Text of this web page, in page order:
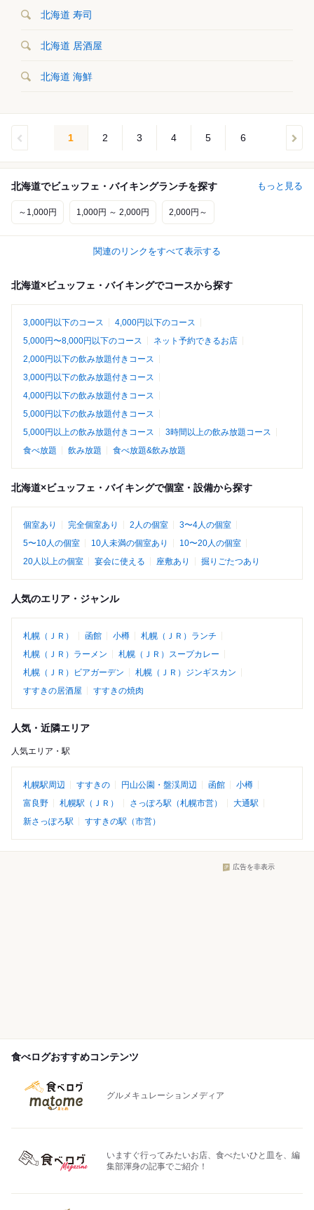
北海道 寿司
北海道 居酒屋
北海道 海鮮
1 2 3 4 5 6
北海道でビュッフェ・バイキングランチを探す もっと見る
～1,000円 1,000円 ～ 2,000円 2,000円～
関連のリンクをすべて表示する
北海道×ビュッフェ・バイキングでコースから探す
3,000円以下のコース
4,000円以下のコース
5,000円〜8,000円以下のコース
ネット予約できるお店
2,000円以下の飲み放題付きコース
3,000円以下の飲み放題付きコース
4,000円以下の飲み放題付きコース
5,000円以下の飲み放題付きコース
5,000円以上の飲み放題付きコース
3時間以上の飲み放題コース
食べ放題
飲み放題 食べ放題&飲み放題
北海道×ビュッフェ・バイキングで個室・設備から探す
個室あり 完全個室あり 2人の個室
3〜4人の個室
5〜10人の個室
10人未満の個室あり
10〜20人の個室
20人以上の個室
宴会に使える 座敷あり 掘りごたつあり
人気のエリア・ジャンル
札幌（ＪＲ） 函館 小樽
札幌（ＪＲ）ランチ
札幌（ＪＲ）ラーメン
札幌（ＪＲ）スープカレー
札幌（ＪＲ）ビアガーデン
札幌（ＪＲ）ジンギスカン
すすきの居酒屋
すすきの焼肉
人気・近隣エリア
人気エリア・駅
札幌駅周辺 すすきの 円山公園・盤渓周辺 函館
小樽
富良野
札幌駅（ＪＲ） さっぽろ駅（札幌市営）
大通駅
新さっぽろ駅
すすきの駅（市営）
広告を非表示
食べログおすすめコンテンツ
グルメキュレーションメディア
いますぐ行ってみたいお店、食べたいひと皿を、編
集部渾身の記事でご紹介！